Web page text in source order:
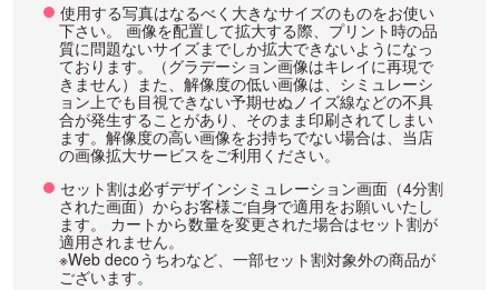
使用する写真はなるべく大きなサイズのものをお使い
下さい。 画像を配置して拡大する際、プリント時の品
質に問題ないサイズまでしか拡大できないようになっ
ております。（グラデーション画像はキレイに再現で
きません）また、解像度の低い画像は、シミュレーシ
ョン上でも目視できない予期せぬノイズ線などの不具
合が発生することがあり、そのまま印刷されてしまい
ます。解像度の高い画像をお持ちでない場合は、当店
の画像拡大サービスをご利用ください。
セット割は必ずデザインシミュレーション画面（4分割
された画面）からお客様ご自身で適用をお願いいたし
ます。 カートから数量を変更された場合はセット割が
適用されません。
※Web decoうちわなど、一部セット割対象外の商品が
ございます。